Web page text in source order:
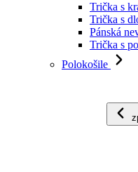
Trička s
Trička s
Pánská
Trička s
Polokošile